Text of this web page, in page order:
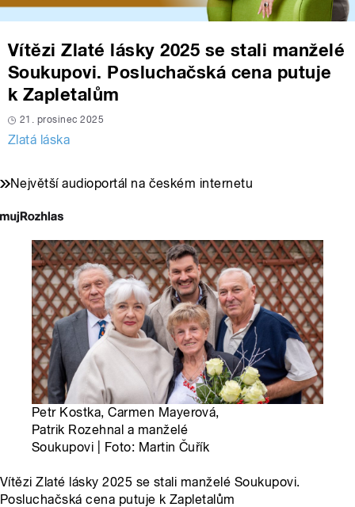
Vítězi Zlaté lásky 2025 se stali manželé
Soukupovi. Posluchačská cena putuje
k Zapletalům
21. prosinec 2025
Zlatá láska
Největší audioportál na českém internetu
Petr Kostka, Carmen Mayerová,
Patrik Rozehnal a manželé
Soukupovi | Foto: Martin Čuřík
Vítězi Zlaté lásky 2025 se stali manželé Soukupovi.
Posluchačská cena putuje k Zapletalům